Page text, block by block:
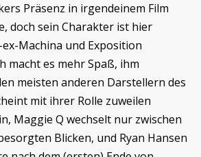
Präsenz in irgendeinem Film
doch sein Charakter ist hier
Machina und Exposition
macht es mehr Spaß, ihm
meisten anderen Darstellern des
mit ihrer Rolle zuweilen
Maggie Q wechselt nur zwischen
Blicken, und Ryan Hansen